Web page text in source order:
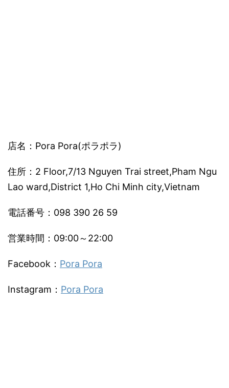
店名：Pora Pora(ポラポラ)
住所：2 Floor,7/13 Nguyen Trai street,Pham Ngu
Lao ward,District 1,Ho Chi Minh city,Vietnam
電話番号：098 390 26 59
営業時間：09:00～22:00
Facebook： Pora Pora
Instagram： Pora Pora